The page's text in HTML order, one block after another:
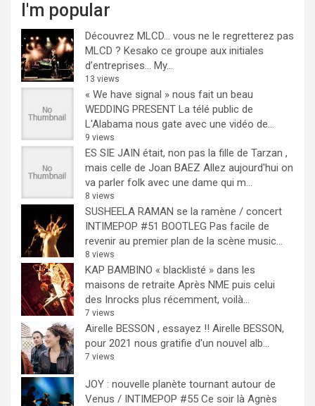
I'm popular
Découvrez MLCD… vous ne le regretterez pas
MLCD ? Kesako ce groupe aux initiales
d’entreprises… My...
13 views
« We have signal » nous fait un beau
WEDDING PRESENT La télé public de
L'Alabama nous gate avec une vidéo de...
9 views
ES SIE JAIN était, non pas la fille de Tarzan ,
mais celle de Joan BAEZ Allez aujourd'hui on
va parler folk avec une dame qui m...
8 views
SUSHEELA RAMAN se la ramène / concert
INTIMEPOP #51 BOOTLEG Pas facile de
revenir au premier plan de la scène music...
8 views
KAP BAMBINO « blacklisté » dans les
maisons de retraite Après NME puis celui
des Inrocks plus récemment, voilà...
7 views
Airelle BESSON , essayez !! Airelle BESSON,
pour 2021 nous gratifie d'un nouvel alb...
7 views
JOY : nouvelle planète tournant autour de
Venus / INTIMEPOP #55 Ce soir là Agnès